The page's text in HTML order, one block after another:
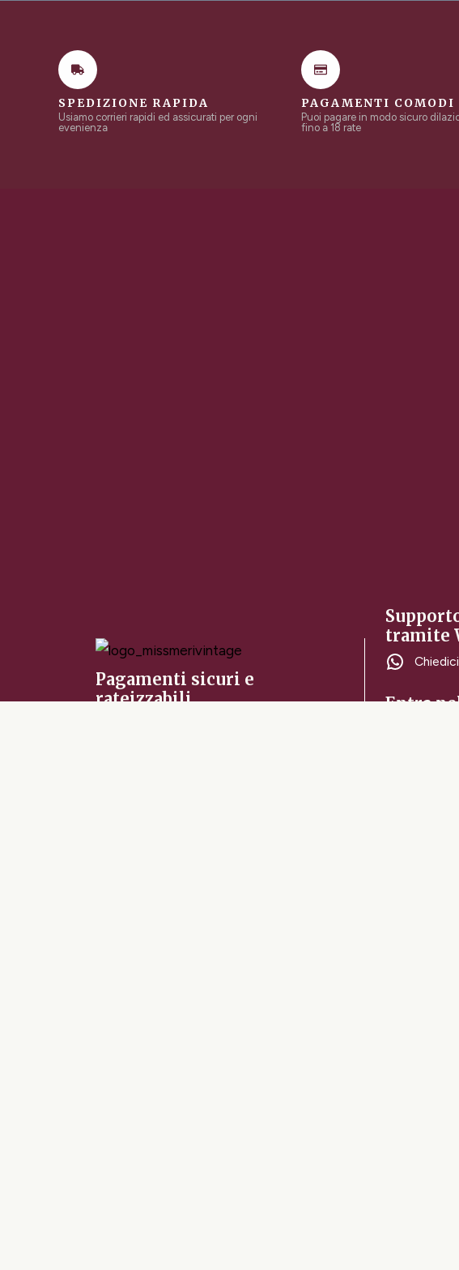
SPEDIZIONE RAPIDA
Usiamo corrieri rapidi ed assicurati per ogni
evenienza
PAGAMENTI COMODI
Puoi pagare in modo sicuro
fino a 18 rate
Pagamenti sicuri e
rateizzabili
tramite
Entra